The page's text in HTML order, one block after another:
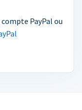
PayPal ou